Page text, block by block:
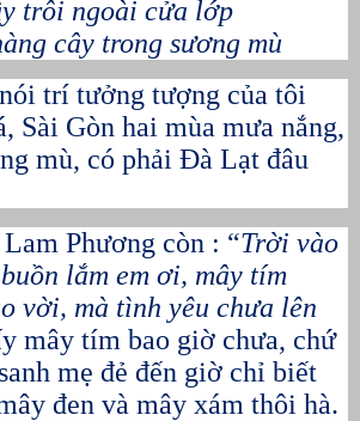
trôi ngoài cửa lớp
cây trong sương mù
trí tưởng tượng của tôi
Sài Gòn hai mùa mưa nắng,
mù, có phải Đà Lạt đâu
Phương còn : “Trời vào
lắm em ơi, mây tím
vời, mà tình yêu chưa lên
mây tím bao giờ chưa, chứ
mẹ đẻ đến giờ chỉ biết
đen và mây xám thôi hà.